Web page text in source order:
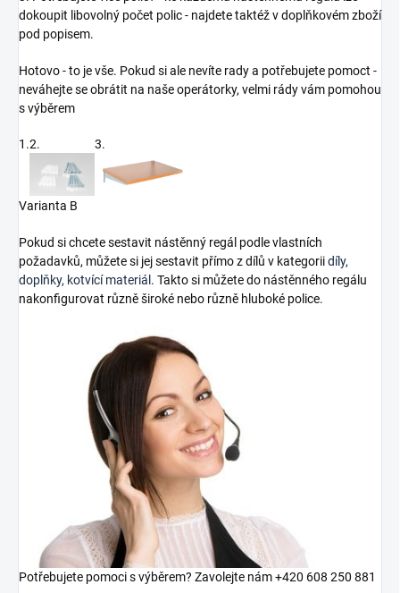
dokoupit libovolný počet polic - najdete taktéž v doplňkovém zboží
pod popisem.
Hotovo - to je vše. Pokud si ale nevíte rady a potřebujete pomoct -
neváhejte se obrátit na naše operátorky, velmi rády vám pomohou
s výběrem
1.2. 3.
Varianta B
Pokud si chcete sestavit nástěnný regál podle vlastních
požadavků, můžete si jej sestavit přímo z dílů v kategoriidíly,
doplňky, kotvící materiál . Takto si můžete do nástěnného regálu
nakonfigurovat různě široké nebo různě hluboké police.
Potřebujete pomoci s výběrem? Zavolejte nám +420 608 250 881